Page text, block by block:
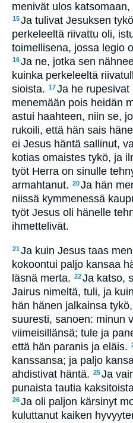
menivät ulos
15Ja tulivat Jesuksen
perkeleeltä riivattu oli,
toimellisena, jossa legio
16Ja ne, jotka sen
kuinka perkeleeltä
sioista. 17Ja he rupesivat
menemään pois heidän
astui haahteen, niin se,
rukoili, että hän sais
ei Jesus häntä sallinut,
kotias omaistes tykö, ja
työt Herra on sinulle
armahtanut. 20Ja hän
niissä kymmenessä
työt Jesus oli hänelle
ihmettelivät.
21Ja kuin Jesus taas
kokoontui paljo kansaa
läsnä merta. 22Ja katso,
Jairus nimeltä, tuli, ja
hän hänen jalkainsa tykö,
suuresti, sanoen: minun
viimeisillänsä; tule ja
että hän paranis ja eläis.
kanssansa; ja paljo
ahdistivat häntä. 25Ja
punaista tautia
26Ja oli paljon kärsinyt
kuluttanut kaiken